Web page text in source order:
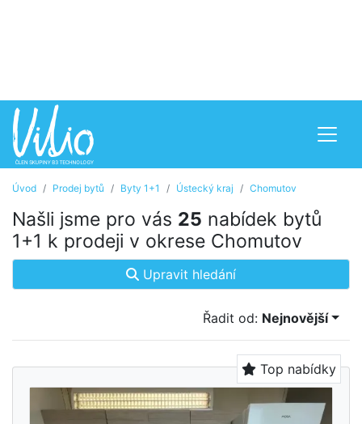
Úvod Prodej bytů Byty 1+1 Ústecký kraj Chomutov
Našli jsme pro vás 25 nabídek bytů
1+1 k prodeji v okrese Chomutov
Upravit hledání
Řadit od: Nejnovější
Top nabídky